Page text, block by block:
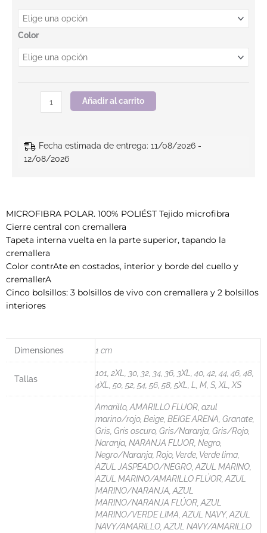
Color
Añadir al carrito
Fecha estimada de entrega: 11/08/2026 -
12/08/2026
MICROFIBRA POLAR. 100% POLIÉST Tejido microfibra
Cierre central con cremallera
Tapeta interna vuelta en la parte superior, tapando la
cremallera
Color contrAte en costados, interior y borde del cuello y
cremallerA
Cinco bolsillos: 3 bolsillos de vivo con cremallera y 2 bolsillos
interiores
Dimensiones 1 cm
Tallas
101, 2XL, 30, 32, 34, 36, 3XL, 40, 42, 44, 46, 48,
4XL, 50, 52, 54, 56, 58, 5XL, L, M, S, XL, XS
Amarillo, AMARILLO FLUOR, azul
marino/rojo, Beige, BEIGE ARENA, Granate,
Gris, Gris oscuro, Gris/Naranja, Gris/Rojo,
Naranja, NARANJA FLUOR, Negro,
Negro/Naranja, Rojo, Verde, Verde lima,
AZUL JASPEADO/NEGRO, AZUL MARINO,
AZUL MARINO/AMARILLO FLÚOR, AZUL
MARINO/NARANJA, AZUL
MARINO/NARANJA FLÚOR, AZUL
MARINO/VERDE LIMA, AZUL NAVY, AZUL
NAVY/AMARILLO, AZUL NAVY/AMARILLO